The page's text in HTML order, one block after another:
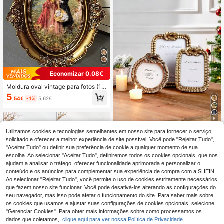
Economizar 0,08€
Moldura oval vintage para fotos (1 u
nidade) - Vidro bronze e dourado, a
rtesanato europeu, design inclinad
rede ou mesa - Ideal para composiç
ão de fotos na sala de estar, decora
ção de luxo, exibição de itens de co
lecionador - Moldura em estilo retrô
- Decoração moderna - Arte de fam
ília - Acessório de prateleira selecio
nado - Peça central elegante para
o ambiente
5 ,54€ -1% 5,62€
6
1 peça moldura decorativa para fot
o com design criativo de nó em ara
me, corpo em resina, moldura de me
sa para exposição de fotos, estilo lu
xo leve, suporte de mesa para foto
com nó, moldura de pé para secretá
ria, moldura decorativa macia em re
levo, moldura para quarto de casam
ento, adequada para decoração de
fotos em casa e adereços de fotogr
afia
8 ,38€
Utilizamos cookies e tecnologias semelhantes em nosso site para fornecer o serviço
solicitado e oferecer a melhor experiência de site possível. Você pode "Rejeitar Tudo",
"Aceitar Tudo" ou definir sua preferência de cookie a qualquer momento de sua
escolha. Ao selecionar "Aceitar Tudo", definiremos todos os cookies opcionais, que nos
ajudam a analisar o tráfego, oferecer funcionalidade aprimorada e personalizar o
conteúdo e os anúncios para complementar sua experiência de compra com a SHEIN.
Ao selecionar "Rejeitar Tudo", você permite o uso de cookies estritamente necessários
que fazem nosso site funcionar. Você pode desativá-los alterando as configurações do
seu navegador, mas isso pode afetar o funcionamento do site. Para saber mais sobre
os cookies que usamos e ajustar suas configurações de cookies opcionais, selecione
"Gerenciar Cookies". Para obter mais informações sobre como processamos os
dados que coletamos, clique aqui para ver nossa Política de Privacidade.